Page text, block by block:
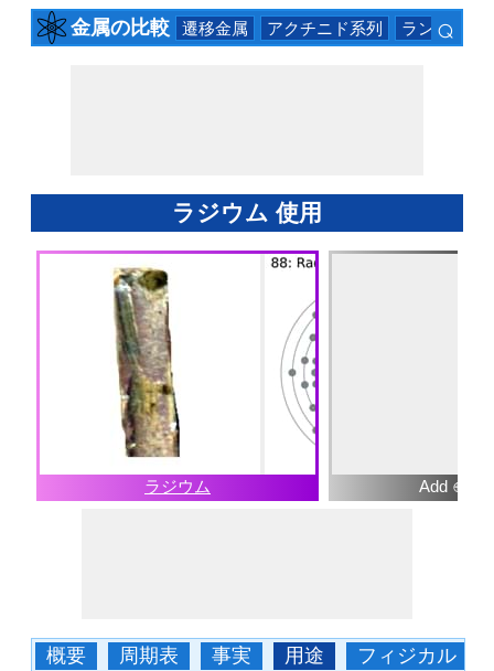
金属の比較 遷移金属 アクチニド系列 ランタニド
⌕
ラジウム 使用
ラジウム Add ⊕
概要 周期表 事実 用途 フィジカル